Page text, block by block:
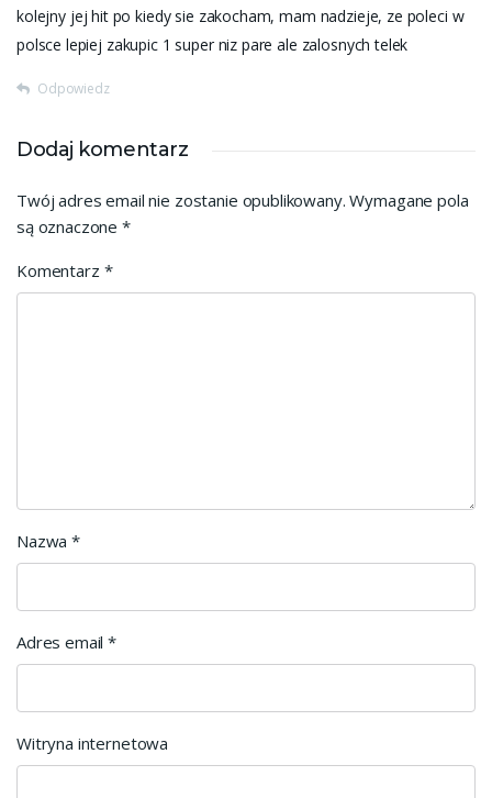
kolejny jej hit po kiedy sie zakocham, mam nadzieje, ze poleci w
polsce lepiej zakupic 1 super niz pare ale zalosnych telek
Odpowiedz
Dodaj komentarz
Twój adres email nie zostanie opublikowany. Wymagane pola
są oznaczone*
Komentarz *
Nazwa*
Adres email*
Witryna internetowa